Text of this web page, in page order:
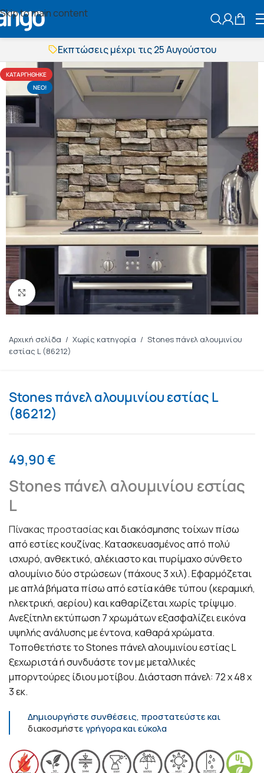
Skip to main content
Εκπτώσεις μέχρι τις 25 Αυγούστου
Δωρεάν μεταφορικά
BOXNOW αποστολή
Άμεση παράδοση
Εκπτώσεις μέχρι τις 25 Αυγούστου
BOXNOW αποστολή
Άμεση παράδοση
ΚΑΤΑΡΓΉΘΗΚΕ
NΕΟ!
Πατήστε για μεγέθυνση
Αρχική σελίδα / Χωρίς κατηγορία / Stones πάνελ αλουμινίου
εστίας L (86212)
Stones πάνελ αλουμινίου εστίας L
(86212)
49,90€
Stones πάνελ αλουμινίου εστίας
L
Πίνακας προστασίαςκαι διακόσμησης τοίχων πίσω
από εστίες κουζίνας. Κατασκευασμένος από πολύ
ισχυρό, ανθεκτικό, αλέκιαστο και πυρίμαχο σύνθετο
αλουμίνιο δύο στρώσεων (πάχους 3 χιλ). Εφαρμόζεται
με απλά βήματα πίσω από εστία κάθε τύπου (κεραμική,
ηλεκτρική, αερίου) και καθαρίζεται χωρίς τρίψιμο.
Ανεξίτηλη εκτύπωση 7 χρωμάτων εξασφαλίζει εικόνα
υψηλής ανάλυσης με έντονα, καθαρά χρώματα.
Τοποθετήστε το Stones πάνελ αλουμινίου εστίας L
ξεχωριστά ή συνδυάστε τον με μεταλλικές
μπορντούρες ίδιου μοτίβου. Διάσταση πάνελ: 72 x 48 x
3 εκ.
Δημιουργήστε συνθέσεις, προστατεύστε και
διακοσμήστε γρήγορα και εύκολα